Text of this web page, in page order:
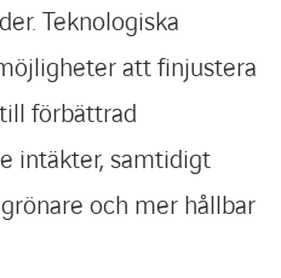
Teknologiska
att finjustera
förbättrad
intäkter, samtidigt
och mer hållbar